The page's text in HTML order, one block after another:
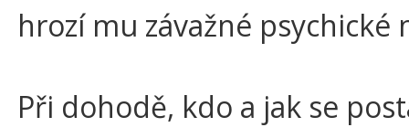
hrozí mu závažné psychické
Při dohodě, kdo a jak se